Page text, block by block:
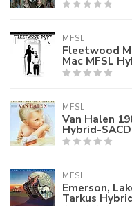
MFSL
Fleetwood
Mac MFSL
MFSL
Van Halen
Hybrid-SACD
MFSL
Emerson,
Tarkus